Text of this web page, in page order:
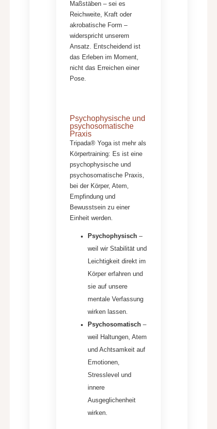
Maßstäben – sei es
Reichweite, Kraft oder
akrobatische Form –
widerspricht unserem
Ansatz. Entscheidend ist
das Erleben im Moment,
nicht das Erreichen einer
Pose.
Psychophysische und
psychosomatische
Praxis
Tripada® Yoga ist mehr als
Körpertraining: Es ist eine
psychophysische und
psychosomatische Praxis,
bei der Körper, Atem,
Empfindung und
Bewusstsein zu einer
Einheit werden.
Psychophysisch –
weil wir Stabilität und
Leichtigkeit direkt im
Körper erfahren und
sie auf unsere
mentale Verfassung
wirken lassen.
Psychosomatisch –
weil Haltungen, Atem
und Achtsamkeit auf
Emotionen,
Stresslevel und
innere
Ausgeglichenheit
wirken.